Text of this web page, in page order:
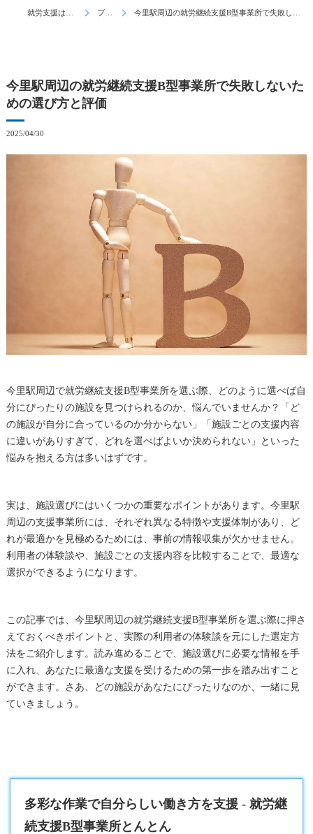
ブログ 今里駅周辺の就労継続支援B型事業所で失敗しないための選び方と評価
今里駅周辺の就労継続支援B型事業所で失敗しないた
めの選び方と評価
2025/04/30
今里駅周辺で就労継続支援B型事業所を選ぶ際、どのように選べば自
分にぴったりの施設を見つけられるのか、悩んでいませんか？「ど
の施設が自分に合っているのか分からない」「施設ごとの支援内容
に違いがありすぎて、どれを選べばよいか決められない」といった
悩みを抱える方は多いはずです。
実は、施設選びにはいくつかの重要なポイントがあります。今里駅
周辺の支援事業所には、それぞれ異なる特徴や支援体制があり、ど
れが最適かを見極めるためには、事前の情報収集が欠かせません。
利用者の体験談や、施設ごとの支援内容を比較することで、最適な
選択ができるようになります。
この記事では、今里駅周辺の就労継続支援B型事業所を選ぶ際に押さ
えておくべきポイントと、実際の利用者の体験談を元にした選定方
法をご紹介します。読み進めることで、施設選びに必要な情報を手
に入れ、あなたに最適な支援を受けるための第一歩を踏み出すこと
ができます。さあ、どの施設があなたにぴったりなのか、一緒に見
ていきましょう。
多彩な作業で自分らしい働き方を支援 - 就労継
続支援B型事業所とんとん